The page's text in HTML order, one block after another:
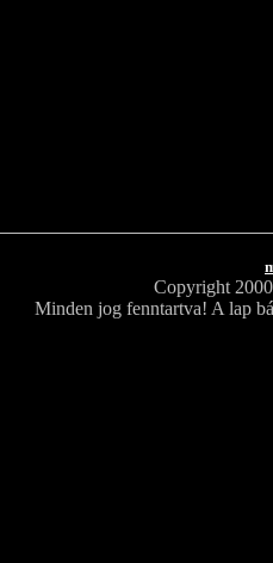
Copyright
Minden jog fenntartva! A lap